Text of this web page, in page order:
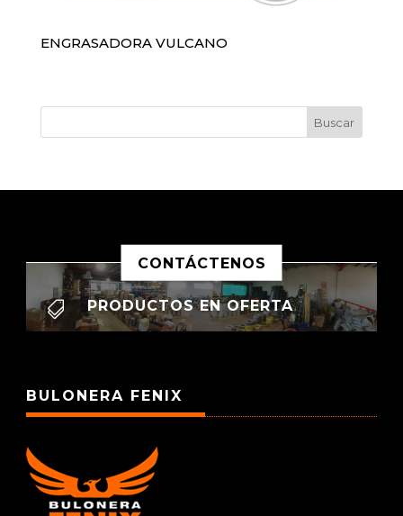
ENGRASADORA VULCANO
CONTÁCTENOS
 PRODUCTOS EN OFERTA
BULONERA FENIX